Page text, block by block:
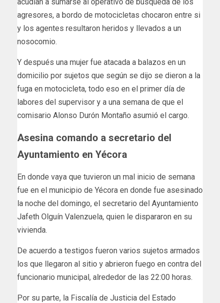
agresores, a bordo de motocicletas chocaron entre si
y los agentes resultaron heridos y llevados a un
nosocomio.
Y después una mujer fue atacada a balazos en un
domicilio por sujetos que según se dijo se dieron a la
fuga en motocicleta, todo eso en el primer día de
labores del supervisor y a una semana de que el
comisario Alonso Durón Montaño asumió el cargo.
Asesina comando a secretario del
Ayuntamiento en Yécora
En donde vaya que tuvieron un mal inicio de semana
fue en el municipio de Yécora en donde fue asesinado
la noche del domingo, el secretario del Ayuntamiento
Jafeth Olguín Valenzuela, quien le dispararon en su
vivienda.
De acuerdo a testigos fueron varios sujetos armados
los que llegaron al sitio y abrieron fuego en contra del
funcionario municipal, alrededor de las 22:00 horas.
Por su parte, la Fiscalía de Justicia del Estado